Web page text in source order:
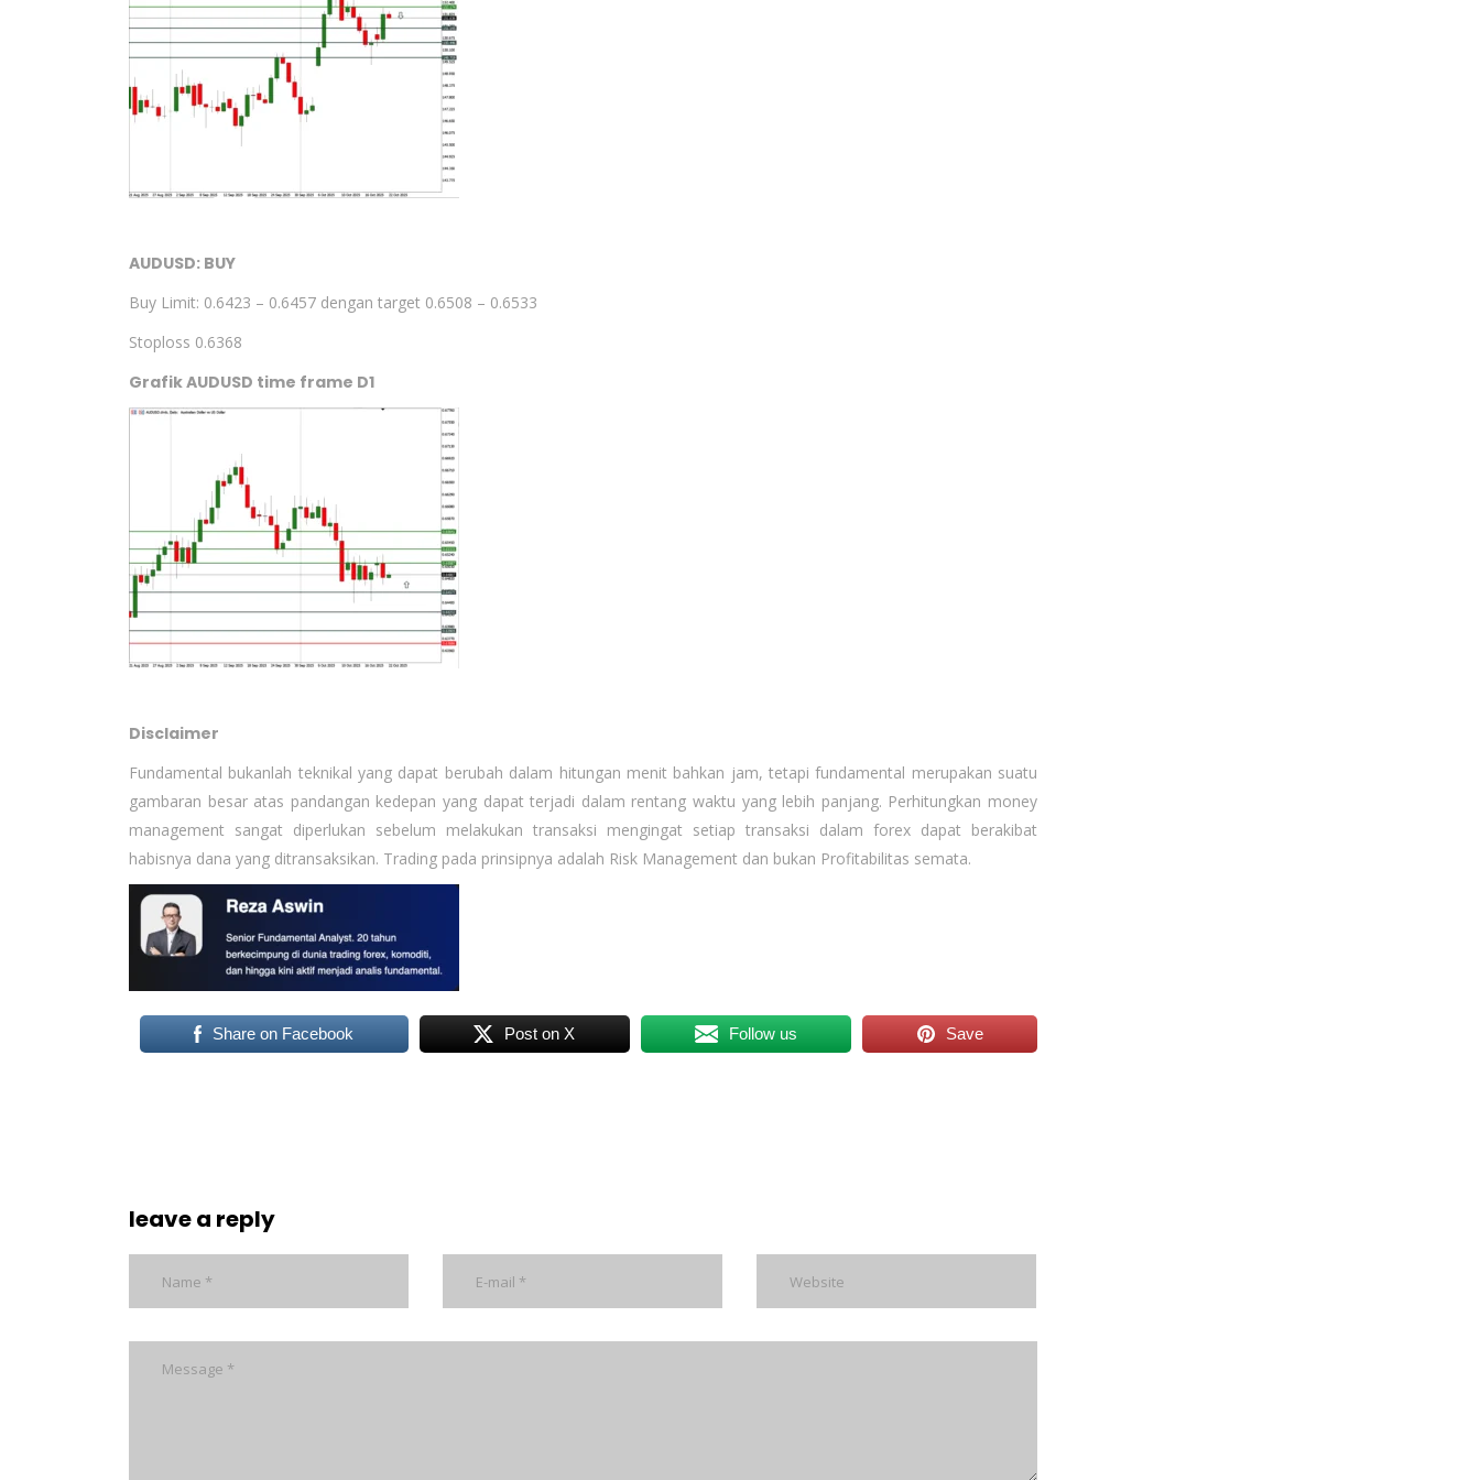
AUDUSD: BUY
Buy Limit: 0.6423 – 0.6457 dengan target 0.6508 – 0.6533
Stoploss 0.6368
Grafik AUDUSD time frame D1
Disclaimer
Fundamental bukanlah teknikal yang dapat berubah dalam hitungan menit bahkan jam, tetapi fundamental merupakan suatu
gambaran besar atas pandangan kedepan yang dapat terjadi dalam rentang waktu yang lebih panjang. Perhitungkan money
management sangat diperlukan sebelum melakukan transaksi mengingat setiap transaksi dalam forex dapat berakibat
habisnya dana yang ditransaksikan. Trading pada prinsipnya adalah Risk Management dan bukan Profitabilitas semata.
Share on Facebook Post on X Follow us Save
leave a reply